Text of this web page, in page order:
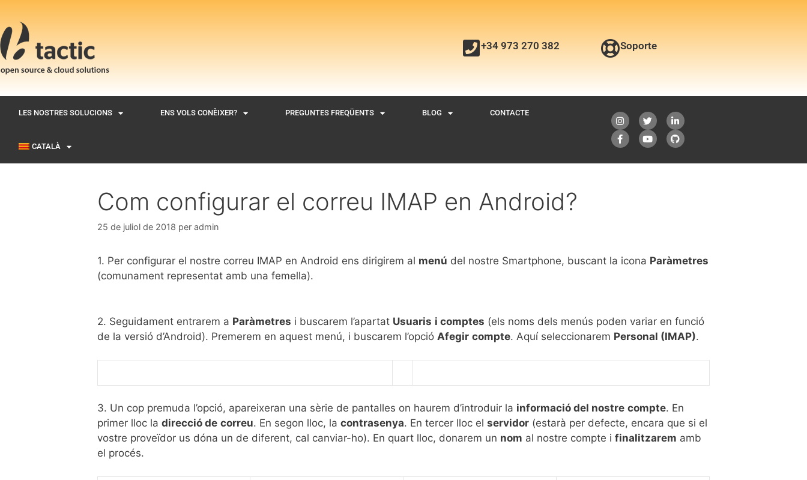
+34 973 270 382 Soporte
LES NOSTRES SOLUCIONS ENS VOLS CONÈIXER? PREGUNTES FREQÜENTS BLOG CONTACTE
CATALÀ
Com configurar el correu IMAP en Android?
25 de juliol de 2018 per admin
1. Per configurar el nostre correu IMAP en Android ens dirigirem al menú del nostre Smartphone, buscant la icona Paràmetres
(comunament representat amb una femella).
2. Seguidament entrarem a Paràmetres i buscarem l’apartat Usuaris i comptes (els noms dels menús poden variar en funció
de la versió d’Android). Premerem en aquest menú, i buscarem l’opció Afegir compte. Aquí seleccionarem Personal (IMAP).
3. Un cop premuda l’opció, apareixeran una sèrie de pantalles on haurem d’introduir la informació del nostre compte. En
primer lloc la direcció de correu. En segon lloc, la contrasenya. En tercer lloc el servidor (estarà per defecte, encara que si el
vostre proveïdor us dóna un de diferent, cal canviar-ho). En quart lloc, donarem un nom al nostre compte i finalitzarem amb
el procés.